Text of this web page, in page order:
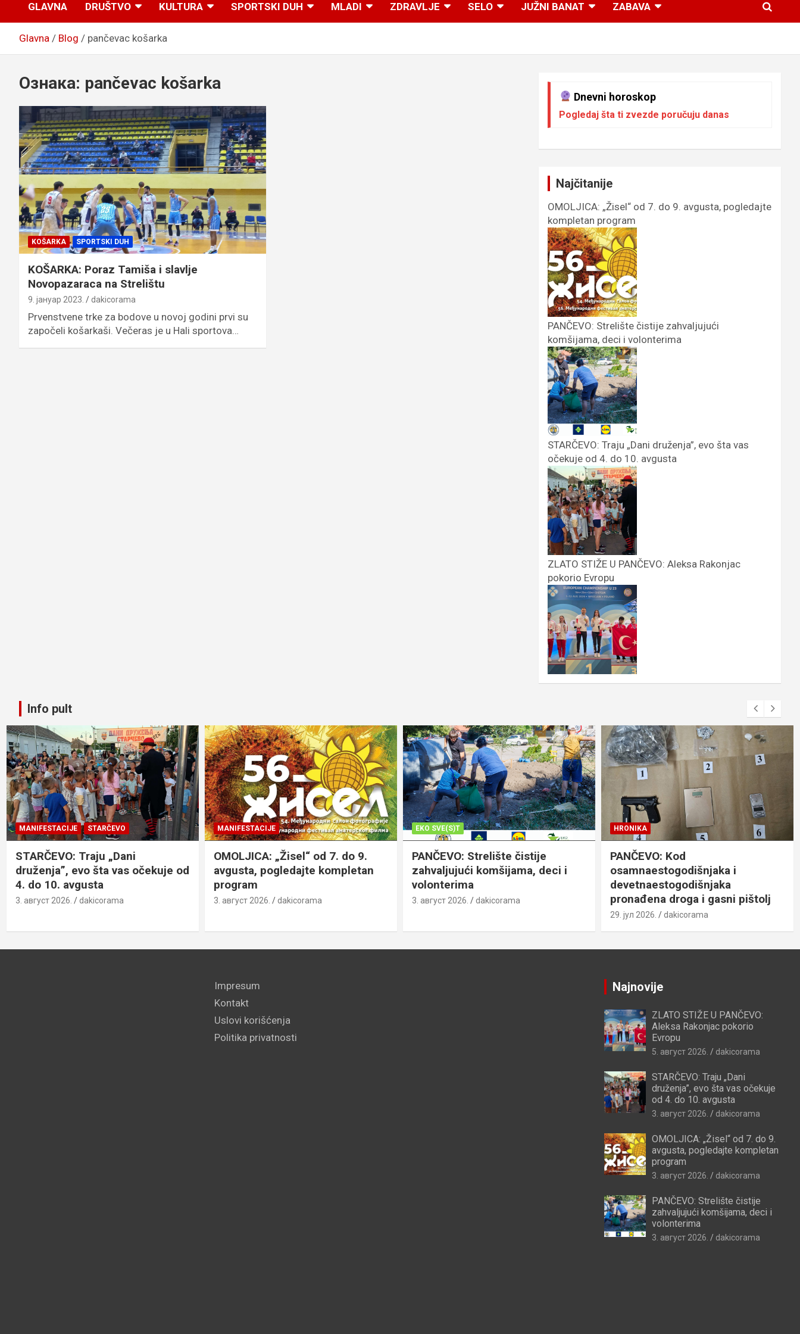
GLAVNA DRUŠTVO KULTURA SPORTSKI DUH MLADI ZDRAVLJE SELO JUŽNI BANAT ZABAVA
Glavna Blog pančevac košarka
Ознака: pančevac košarka
KOŠARKA SPORTSKI DUH
KOŠARKA: Poraz Tamiša i slavlje
Novopazaraca na Strelištu
9. јануар 2023. dakicorama
Prvenstvene trke za bodove u novoj godini prvi su
započeli košarkaši. Večeras je u Hali sportova…
Dnevni horoskop
Pogledaj šta ti zvezde poručuju danas
Najčitanije
OMOLJICA: „Žisel“ od 7. do 9. avgusta, pogledajte
kompletan program
PANČEVO: Strelište čistije zahvaljujući
komšijama, deci i volonterima
STARČEVO: Traju „Dani druženja”, evo šta vas
očekuje od 4. do 10. avgusta
ZLATO STIŽE U PANČEVO: Aleksa Rakonjac
pokorio Evropu
Info pult
MANIFESTACIJE STARČEVO
STARČEVO: Traju „Dani
druženja”, evo šta vas očekuje od
4. do 10. avgusta
3. август 2026. dakicorama
MANIFESTACIJE
OMOLJICA: „Žisel“ od 7. do 9.
avgusta, pogledajte kompletan
program
3. август 2026. dakicorama
EKO SVE(S)T
PANČEVO: Strelište čistije
zahvaljujući komšijama, deci i
volonterima
3. август 2026. dakicorama
HRONIKA
PANČEVO: Kod
osamnaestogodišnjaka i
devetnaestogodišnjaka
pronađena droga i gasni pištolj
29. јул 2026. dakicorama
Impresum
Kontakt
Uslovi korišćenja
Politika privatnosti
Najnovije
ZLATO STIŽE U PANČEVO:
Aleksa Rakonjac pokorio
Evropu
5. август 2026. dakicorama
STARČEVO: Traju „Dani
druženja”, evo šta vas očekuje
od 4. do 10. avgusta
3. август 2026. dakicorama
OMOLJICA: „Žisel“ od 7. do 9.
avgusta, pogledajte kompletan
program
3. август 2026. dakicorama
PANČEVO: Strelište čistije
zahvaljujući komšijama, deci i
volonterima
3. август 2026. dakicorama